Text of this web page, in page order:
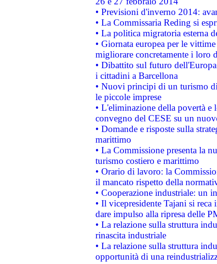
• Previsioni d'inverno 2014:
• La Commissaria Reding si
• La politica migratoria esterna
• Giornata europea per le
migliorare concretamente i loro
• Dibattito sul futuro
i cittadini a Barcellona
• Nuovi principi di un turismo
le piccole imprese
• L'eliminazione della povertà
convegno del CESE su un
• Domande e risposte sulla
marittimo
• La Commissione presenta la
turismo costiero e marittimo
• Orario di lavoro: la
il mancato rispetto della
• Cooperazione industriale: un
• Il vicepresidente Tajani si
dare impulso alla ripresa delle
• La relazione sulla struttura
rinascita industriale
• La relazione sulla struttura
opportunità di una